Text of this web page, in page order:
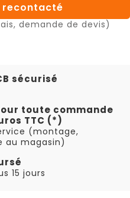
recontacté
demande de devis)
sécurisé
toute commande
TTC (*)
(montage,
au magasin)
15 jours